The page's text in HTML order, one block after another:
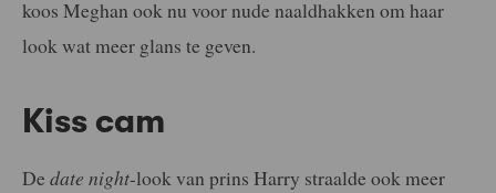
koos Meghan ook nu voor nude naaldhakken om haar
look wat meer glans te geven.
Kiss cam
De date night-look van prins Harry straalde ook meer